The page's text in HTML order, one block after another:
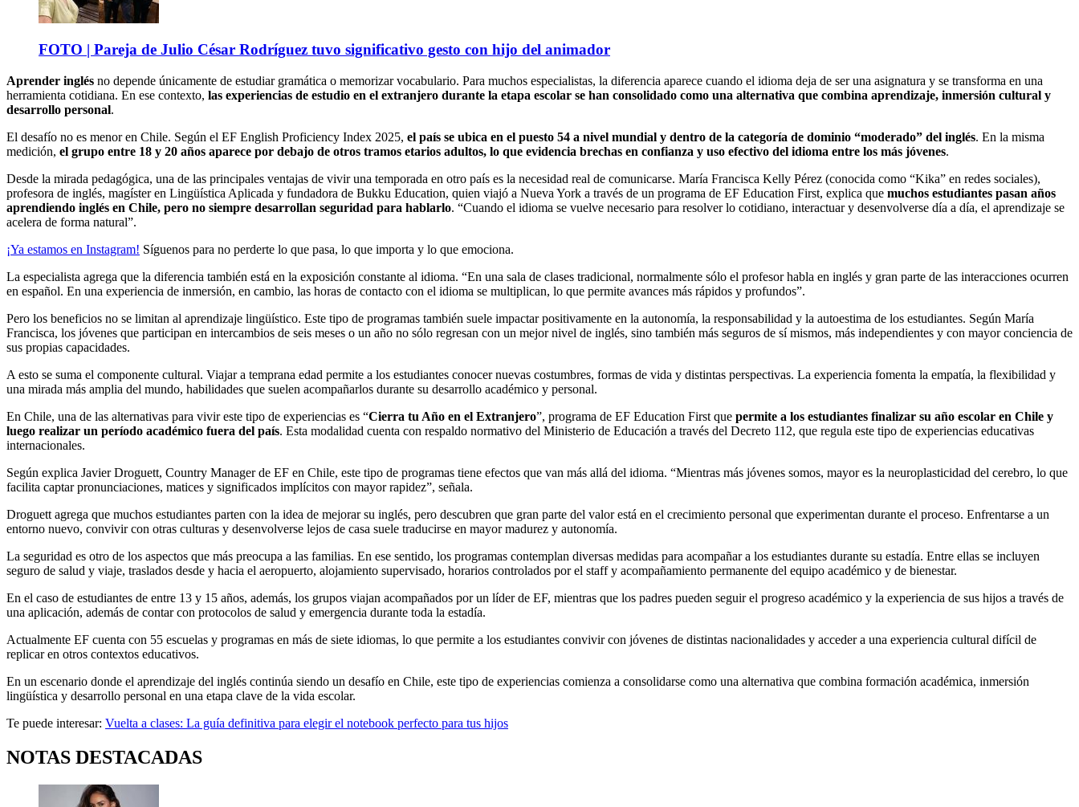
FOTO | Pareja de Julio César Rodríguez tuvo significativo gesto con hijo del animador
Aprender inglés no depende únicamente de estudiar gramática o memorizar vocabulario. Para muchos especialistas, la diferencia aparece cuando el idioma deja de ser una asignatura y se transforma en una
herramienta cotidiana. En ese contexto, las experiencias de estudio en el extranjero durante la etapa escolar se han consolidado como una alternativa que combina aprendizaje, inmersión cultural y
desarrollo personal.
El desafío no es menor en Chile. Según el EF English Proficiency Index 2025, el país se ubica en el puesto 54 a nivel mundial y dentro de la categoría de dominio “moderado” del inglés. En la misma
medición, el grupo entre 18 y 20 años aparece por debajo de otros tramos etarios adultos, lo que evidencia brechas en confianza y uso efectivo del idioma entre los más jóvenes.
Desde la mirada pedagógica, una de las principales ventajas de vivir una temporada en otro país es la necesidad real de comunicarse. María Francisca Kelly Pérez (conocida como “Kika” en redes sociales),
profesora de inglés, magíster en Lingüística Aplicada y fundadora de Bukku Education, quien viajó a Nueva York a través de un programa de EF Education First, explica que muchos estudiantes pasan años
aprendiendo inglés en Chile, pero no siempre desarrollan seguridad para hablarlo. “Cuando el idioma se vuelve necesario para resolver lo cotidiano, interactuar y desenvolverse día a día, el aprendizaje se
acelera de forma natural”.
¡Ya estamos en Instagram! Síguenos para no perderte lo que pasa, lo que importa y lo que emociona.
La especialista agrega que la diferencia también está en la exposición constante al idioma. “En una sala de clases tradicional, normalmente sólo el profesor habla en inglés y gran parte de las interacciones ocurren
en español. En una experiencia de inmersión, en cambio, las horas de contacto con el idioma se multiplican, lo que permite avances más rápidos y profundos”.
Pero los beneficios no se limitan al aprendizaje lingüístico. Este tipo de programas también suele impactar positivamente en la autonomía, la responsabilidad y la autoestima de los estudiantes. Según María
Francisca, los jóvenes que participan en intercambios de seis meses o un año no sólo regresan con un mejor nivel de inglés, sino también más seguros de sí mismos, más independientes y con mayor conciencia de
sus propias capacidades.
A esto se suma el componente cultural. Viajar a temprana edad permite a los estudiantes conocer nuevas costumbres, formas de vida y distintas perspectivas. La experiencia fomenta la empatía, la flexibilidad y
una mirada más amplia del mundo, habilidades que suelen acompañarlos durante su desarrollo académico y personal.
En Chile, una de las alternativas para vivir este tipo de experiencias es “Cierra tu Año en el Extranjero”, programa de EF Education First que permite a los estudiantes finalizar su año escolar en Chile y
luego realizar un período académico fuera del país. Esta modalidad cuenta con respaldo normativo del Ministerio de Educación a través del Decreto 112, que regula este tipo de experiencias educativas
internacionales.
Según explica Javier Droguett, Country Manager de EF en Chile, este tipo de programas tiene efectos que van más allá del idioma. “Mientras más jóvenes somos, mayor es la neuroplasticidad del cerebro, lo que
facilita captar pronunciaciones, matices y significados implícitos con mayor rapidez”, señala.
Droguett agrega que muchos estudiantes parten con la idea de mejorar su inglés, pero descubren que gran parte del valor está en el crecimiento personal que experimentan durante el proceso. Enfrentarse a un
entorno nuevo, convivir con otras culturas y desenvolverse lejos de casa suele traducirse en mayor madurez y autonomía.
La seguridad es otro de los aspectos que más preocupa a las familias. En ese sentido, los programas contemplan diversas medidas para acompañar a los estudiantes durante su estadía. Entre ellas se incluyen
seguro de salud y viaje, traslados desde y hacia el aeropuerto, alojamiento supervisado, horarios controlados por el staff y acompañamiento permanente del equipo académico y de bienestar.
En el caso de estudiantes de entre 13 y 15 años, además, los grupos viajan acompañados por un líder de EF, mientras que los padres pueden seguir el progreso académico y la experiencia de sus hijos a través de
una aplicación, además de contar con protocolos de salud y emergencia durante toda la estadía.
Actualmente EF cuenta con 55 escuelas y programas en más de siete idiomas, lo que permite a los estudiantes convivir con jóvenes de distintas nacionalidades y acceder a una experiencia cultural difícil de
replicar en otros contextos educativos.
En un escenario donde el aprendizaje del inglés continúa siendo un desafío en Chile, este tipo de experiencias comienza a consolidarse como una alternativa que combina formación académica, inmersión
lingüística y desarrollo personal en una etapa clave de la vida escolar.
Te puede interesar: Vuelta a clases: La guía definitiva para elegir el notebook perfecto para tus hijos
NOTAS DESTACADAS